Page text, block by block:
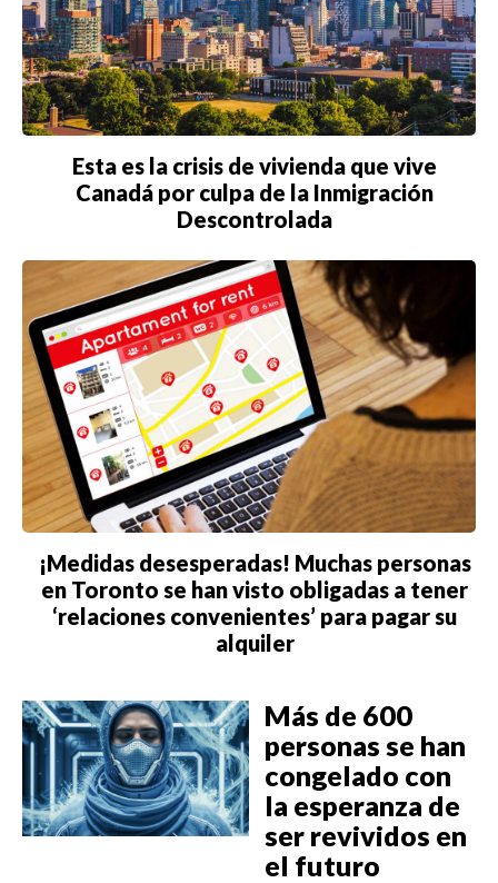
Buscar
ACTUALIDAD
EMPLEOS
INMIGRACIÓN
VIRALES
ENTRETENIMIENTO
SALUD
FORMULA 1
BIENES RAICES
ESTILO DE VIDA
CIENCIA
TECNOLOGÍA
NEGOCIOS
Esta es la crisis de vivienda que vive
Canadá por culpa de la Inmigración
Descontrolada
¡Medidas desesperadas! Muchas personas
en Toronto se han visto obligadas a tener
‘relaciones convenientes’ para pagar su
alquiler
Más de 600
personas se han
congelado con
la esperanza de
ser revividos en
el futuro